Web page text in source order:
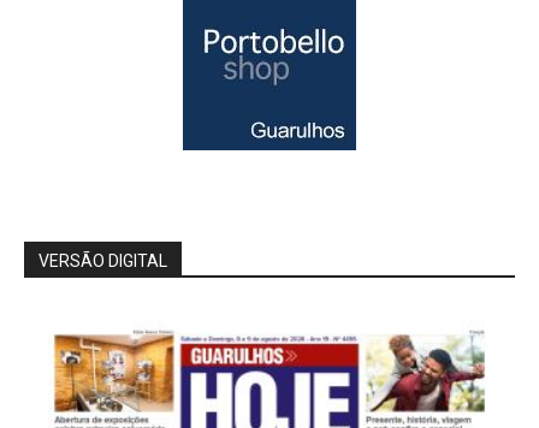
VERSÃO DIGITAL